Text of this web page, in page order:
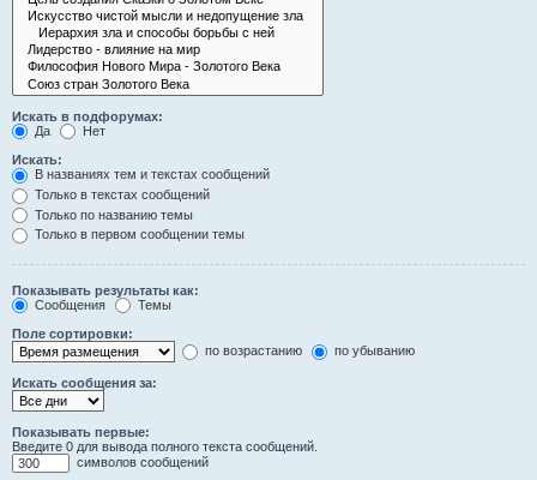
Искать в подфорумах:
Да
Нет
Искать:
В названиях тем и текстах сообщений
Только в текстах сообщений
Только по названию темы
Только в первом сообщении темы
Показывать результаты как:
Сообщения
Темы
Поле сортировки:
по возрастанию
по убыванию
Искать сообщения за:
Показывать первые:
Введите 0 для вывода полного текста сообщений.
символов сообщений